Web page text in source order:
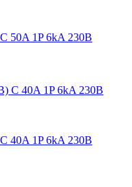
50A 1P 6kA 230В
40A 1P 6kA 230В